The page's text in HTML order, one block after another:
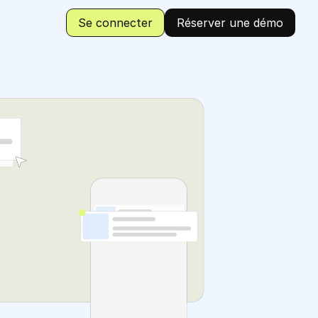
Se connecter Réserver une démo